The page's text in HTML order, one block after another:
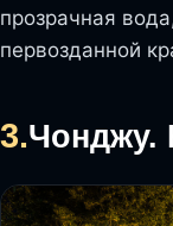
прозрачная
первозданной
3.Чонджу.